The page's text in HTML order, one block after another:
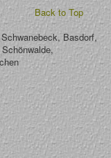
Back to Top
Basdorf,